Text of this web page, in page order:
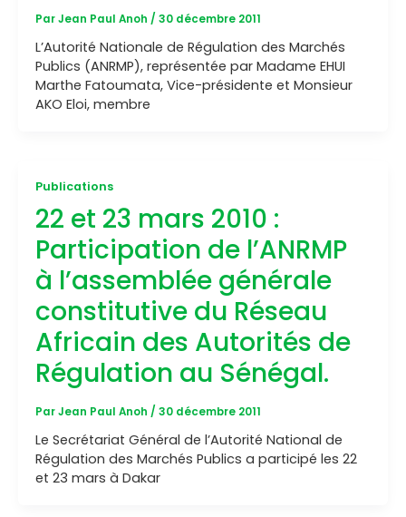
ParJean Paul Anoh /30 décembre 2011
L’Autorité Nationale de Régulation des Marchés
Publics (ANRMP), représentée par Madame EHUI
Marthe Fatoumata, Vice-présidente et Monsieur
AKO Eloi, membre
Publications
22 et 23 mars 2010 :
Participation de l’ANRMP
à l’assemblée générale
constitutive du Réseau
Africain des Autorités de
Régulation au Sénégal.
ParJean Paul Anoh /30 décembre 2011
Le Secrétariat Général de l’Autorité National de
Régulation des Marchés Publics a participé les 22
et 23 mars à Dakar